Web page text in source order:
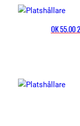
OK 55.00